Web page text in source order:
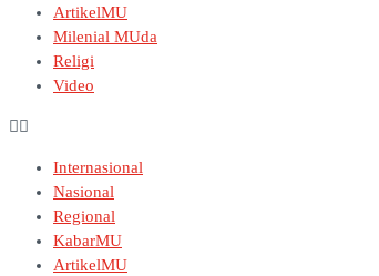
ArtikelMU
Milenial MUda
Religi
Video
Internasional
Nasional
Regional
KabarMU
ArtikelMU